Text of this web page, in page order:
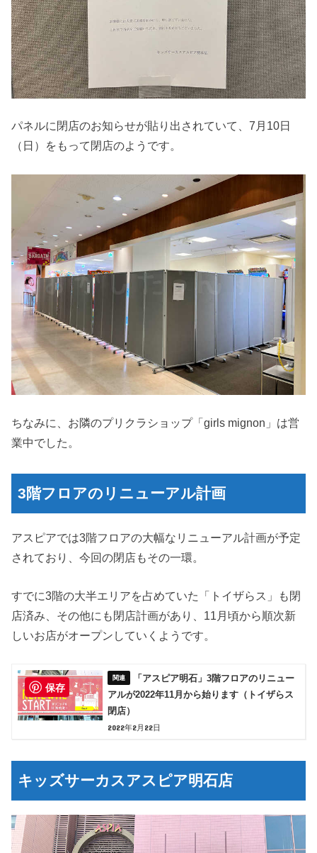
パネルに閉店のお知らせが貼り出されていて、7月10日
（日）をもって閉店のようです。
ちなみに、お隣のプリクラショップ「girls mignon」は営
業中でした。
3階フロアのリニューアル計画
アスピアでは3階フロアの大幅なリニューアル計画が予定
されており、今回の閉店もその一環。
すでに3階の大半エリアを占めていた「トイザらス」も閉
店済み、その他にも閉店計画があり、11月頃から順次新
しいお店がオープンしていくようです。
「アスピア明石」3階フロアのリニュー
アルが2022年11月から始ります（トイザらス
閉店）
2022年2月22日
キッズサーカスアスピア明石店
保存